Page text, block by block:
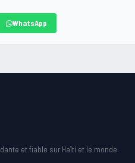
WhatsApp
et fiable sur Haïti et le monde.